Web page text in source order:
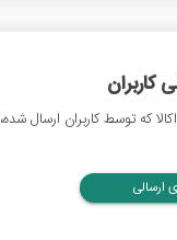
کاربران
که توسط کاربران ارسال شده،
ارسالی